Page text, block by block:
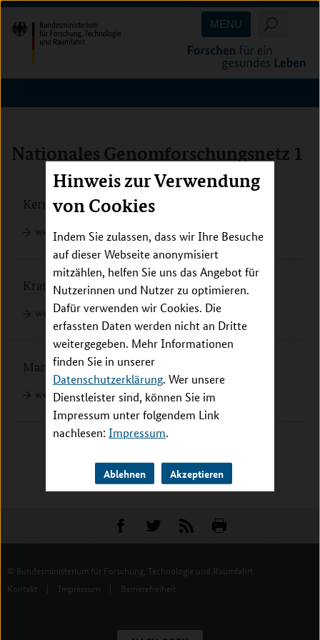
Hinweis zur Verwendung
von Cookies
Indem Sie zulassen, dass wir Ihre Besuche
auf dieser Webseite anonymisiert
mitzählen, helfen Sie uns das Angebot für
Nutzerinnen und Nutzer zu optimieren.
Dafür verwenden wir Cookies. Die
erfassten Daten werden nicht an Dritte
weitergegeben. Mehr Informationen
finden Sie in unserer
Datenschutzerklärung. Wer unsere
Dienstleister sind, können Sie im
Impressum unter folgendem Link
nachlesen: Impressum.
Ablehnen Akzeptieren
Direkt
zum
Inhalt
(Eingabetaste)
Direkt
zum
Hauptmenu
(Eingabetaste)
Direkt
zur
Suche
(Eingabetaste)
MENU
Nationales Genomforschungsnetz 1
Kernbereich
weiterlesen
Krankheitsbezogene Genomnetze
weiterlesen
Management / Technologie Transfer
weiterlesen
© Bundesministerium für Forschung, Technologie und Raumfahrt
Kontakt
| Impressum | Barrierefreiheit